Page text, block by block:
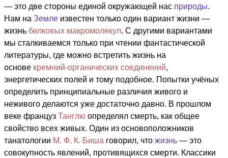
— это две стороны единой окружающей нас природы.
Нам на Земле известен только один вариант жизни —
жизнь белковых макромолекул. С другими вариантами
мы сталкиваемся только при чтении фантастической
литературы, где можно встретить жизнь на
основе кремний-органических соединений,
энергетических полей и тому подобное. Попытки учёных
определить принципиальные различия живого и
неживого делаются уже достаточно давно. В прошлом
веке француз Танглю определял смерть, как общее
свойство всех живых. Один из основоположников
танатологии М. Ф. К. Биша говорил, что жизнь — это
совокупность явлений, противящихся смерти. Классики